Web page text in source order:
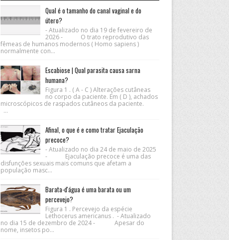
Qual é o tamanho do canal vaginal e do
útero?
- Atualizado no dia 19 de fevereiro de
2026 - O trato reprodutivo das
fêmeas de humanos modernos ( Homo sapiens )
normalmente con...
Escabiose | Qual parasita causa sarna
humana?
Figura 1 . ( A - C ) Alterações cutâneas
no corpo da paciente. Em ( D ), achados
microscópicos de raspados cutâneos da paciente.
...
Afinal, o que é e como tratar Ejaculação
precoce?
- Atualizado no dia 24 de maio de 2025
- Ejaculação precoce é uma das
disfunções sexuais mais comuns que afetam a
população masc...
Barata-d'água é uma barata ou um
percevejo?
Figura 1 . Percevejo da espécie
Lethocerus americanus . - Atualizado
no dia 15 de dezembro de 2024 - Apesar do
nome, insetos po...